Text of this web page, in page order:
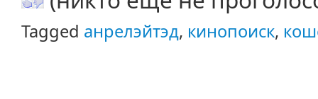
Tagged анрелэйтэд, кинопоиск,